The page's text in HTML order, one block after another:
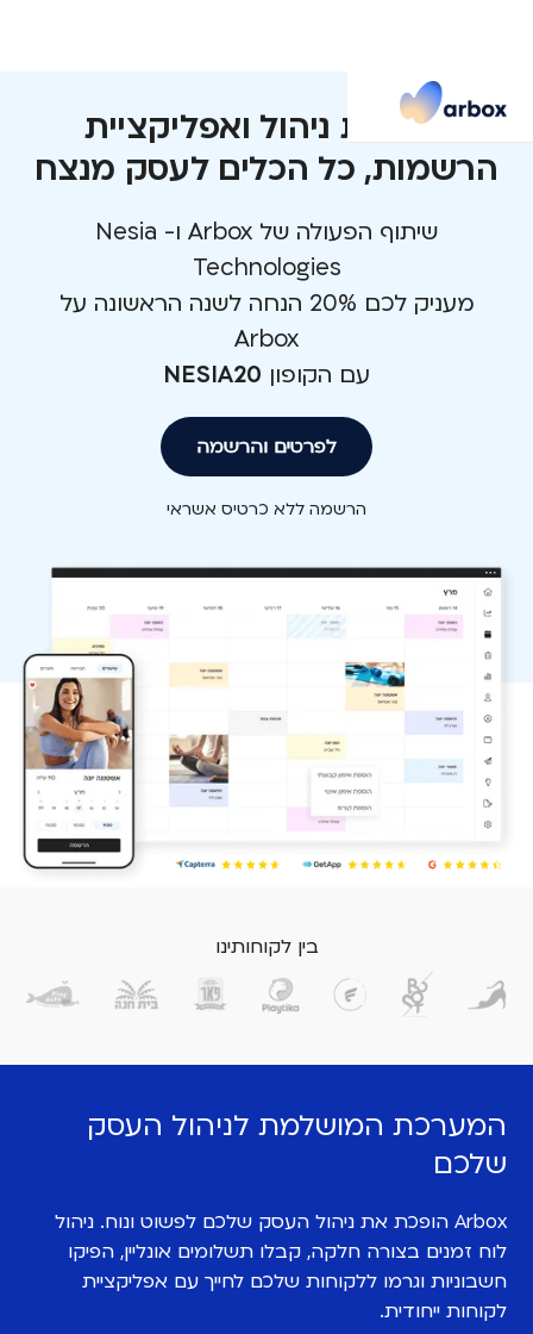
מערכת ניהול ואפליקציית
הרשמות, כל הכלים לעסק מנצח
שיתוף הפעולה של Arbox ו- Nesia
Technologies
מעניק לכם 20% הנחה לשנה הראשונה על
Arbox
עם הקופון NESIA20
לפרטים והרשמה
הרשמה ללא כרטיס אשראי
בין לקוחותינו
המערכת המושלמת לניהול העסק
שלכם
Arbox הופכת את ניהול העסק שלכם לפשוט ונוח. ניהול
לוח זמנים בצורה חלקה, קבלו תשלומים אונליין, הפיקו
חשבוניות וגרמו ללקוחות שלכם לחייך עם אפליקציית
לקוחות ייחודית.